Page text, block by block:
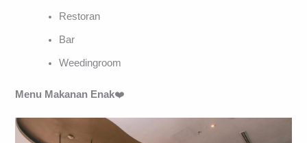
Restoran
Bar
Weedingroom
Menu Makanan Enak❤️